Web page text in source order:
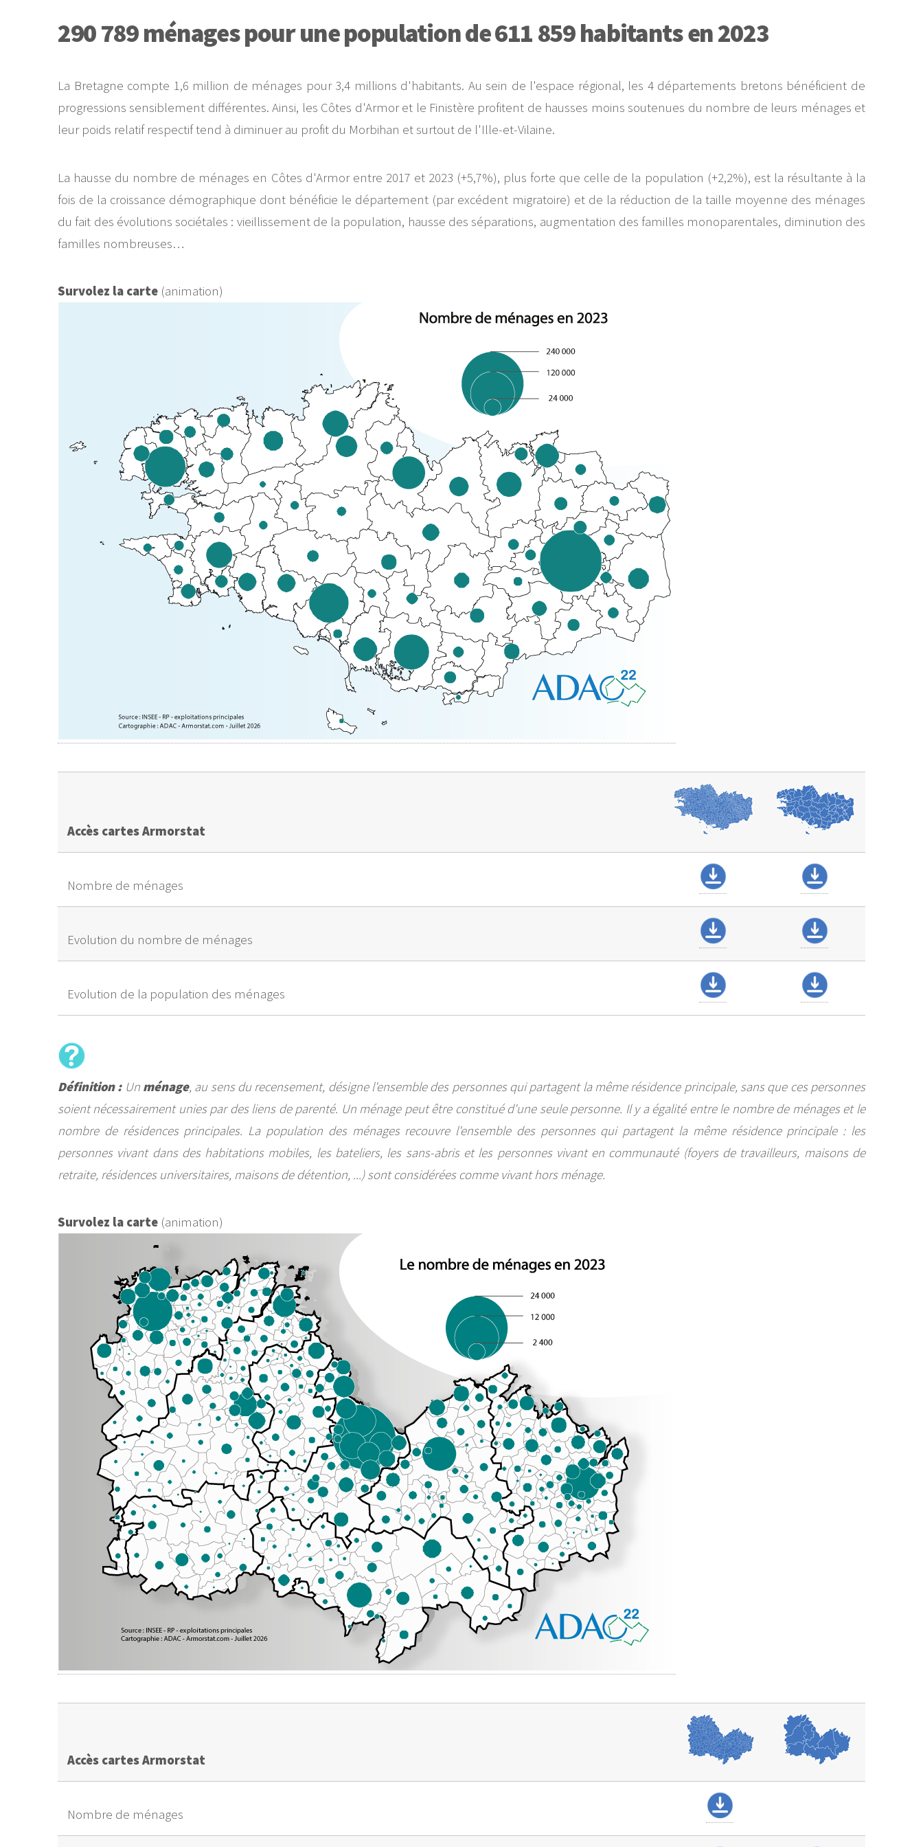
290 789 ménages pour une population de 611 859 habitants en 2023
La Bretagne compte 1,6 million de ménages pour 3,4 millions d'habitants. Au sein de l'espace régional, les 4 départements bretons bénéficient de
progressions sensiblement différentes. Ainsi, les Côtes d'Armor et le Finistère profitent de hausses moins soutenues du nombre de leurs ménages et
leur poids relatif respectif tend à diminuer au profit du Morbihan et surtout de l'Ille-et-Vilaine.
La hausse du nombre de ménages en Côtes d'Armor entre 2017 et 2023 (+5,7%), plus forte que celle de la population (+2,2%), est la résultante à la
fois de la croissance démographique dont bénéficie le département (par excédent migratoire) et de la réduction de la taille moyenne des ménages
du fait des évolutions sociétales : vieillissement de la population, hausse des séparations, augmentation des familles monoparentales, diminution des
familles nombreuses…
Survolez la carte(animation)
Accès cartes Armorstat
Nombre de ménages
Evolution du nombre de ménages
Evolution de la population des ménages
Définition : Un ménage, au sens du recensement, désigne l'ensemble des personnes qui partagent la même résidence principale, sans que ces personnes
soient nécessairement unies par des liens de parenté. Un ménage peut être constitué d'une seule personne. Il y a égalité entre le nombre de ménages et le
nombre de résidences principales. La population des ménages recouvre l'ensemble des personnes qui partagent la même résidence principale : les
personnes vivant dans des habitations mobiles, les bateliers, les sans-abris et les personnes vivant en communauté (foyers de travailleurs, maisons de
retraite, résidences universitaires, maisons de détention, ...) sont considérées comme vivant hors ménage.
Survolez la carte(animation)
Accès cartes Armorstat
Nombre de ménages